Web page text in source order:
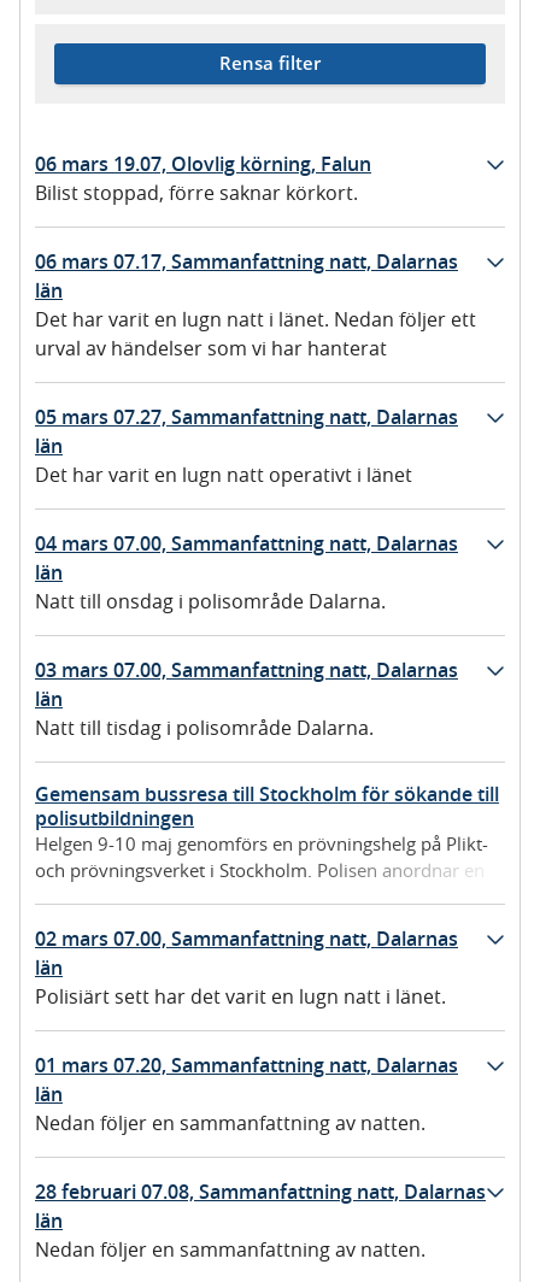
Rensa filter
06 mars 19.07, Olovlig körning, Falun
Bilist stoppad, förre saknar körkort.
06 mars 07.17, Sammanfattning natt, Dalarnas
län
Det har varit en lugn natt i länet. Nedan följer ett
urval av händelser som vi har hanterat
05 mars 07.27, Sammanfattning natt, Dalarnas
län
Det har varit en lugn natt operativt i länet
04 mars 07.00, Sammanfattning natt, Dalarnas
län
Natt till onsdag i polisområde Dalarna.
03 mars 07.00, Sammanfattning natt, Dalarnas
län
Natt till tisdag i polisområde Dalarna.
Gemensam bussresa till Stockholm för sökande till
polisutbildningen
Helgen 9-10 maj genomförs en prövningshelg på Plikt-
och prövningsverket i Stockholm. Polisen anordnar en
02 mars 07.00, Sammanfattning natt, Dalarnas
län
Polisiärt sett har det varit en lugn natt i länet.
01 mars 07.20, Sammanfattning natt, Dalarnas
län
Nedan följer en sammanfattning av natten.
28 februari 07.08, Sammanfattning natt, Dalarnas
län
Nedan följer en sammanfattning av natten.